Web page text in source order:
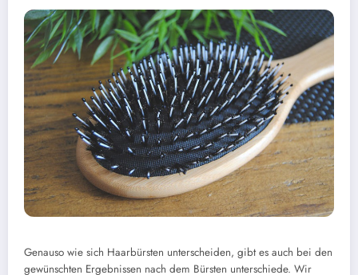
Genauso wie sich Haarbürsten unterscheiden, gibt es auch bei den
gewünschten Ergebnissen nach dem Bürsten unterschiede. Wir